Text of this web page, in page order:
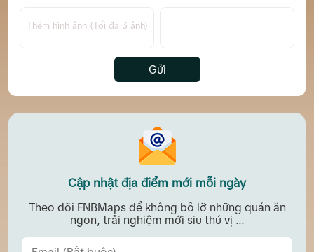
Thêm hình ảnh (Tối đa 3 ảnh)
Gửi
Cập nhật địa điểm mới mỗi ngày
Theo dõi FNBMaps để không bỏ lỡ những quán ăn
ngon, trải nghiệm mới siu thú vị ...